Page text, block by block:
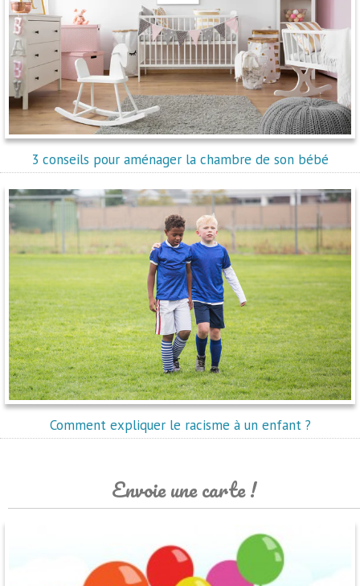
3 conseils pour aménager la chambre de son bébé
Comment expliquer le racisme à un enfant ?
Envoie une carte !